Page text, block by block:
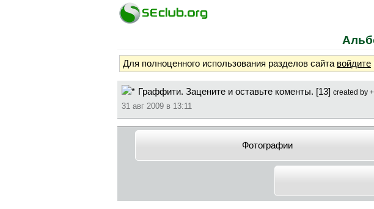
Для полноценного использования разделов сайта войдите
Граффити. Зацените и оставьте коменты. [13] created by
31 авг 2009 в 13:11
Фотографии